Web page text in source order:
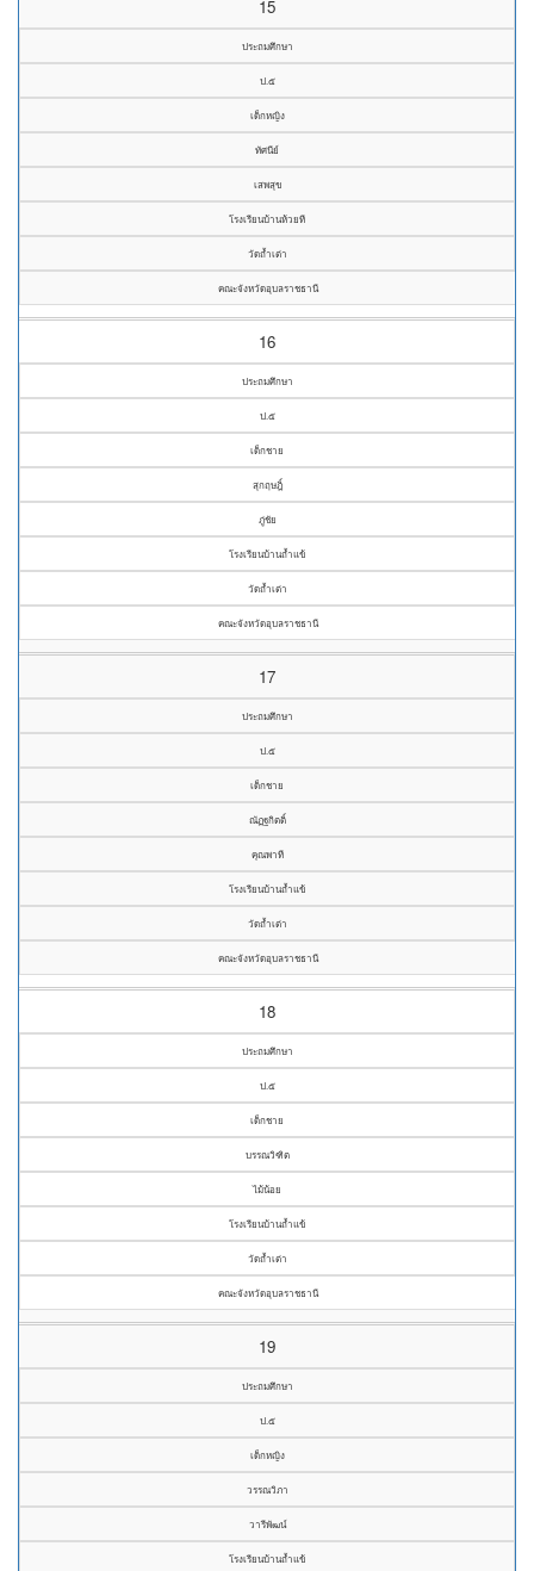
15
ประถมศึกษา
ป.๕
เด็กหญิง
ทัศนีย์
เสพสุข
โรงเรียนบ้านห้วยที
วัดถ้ำเต่า
คณะจังหวัดอุบลราชธานี
16
ประถมศึกษา
ป.๕
เด็กชาย
สุกฤษฎิ์
ภู่ชัย
โรงเรียนบ้านถ้ำแข้
วัดถ้ำเต่า
คณะจังหวัดอุบลราชธานี
17
ประถมศึกษา
ป.๕
เด็กชาย
ณัฏฐกิตติ์
คุณพาที
โรงเรียนบ้านถ้ำแข้
วัดถ้ำเต่า
คณะจังหวัดอุบลราชธานี
18
ประถมศึกษา
ป.๕
เด็กชาย
บรรณวิฑิต
ไม้น้อย
โรงเรียนบ้านถ้ำแข้
วัดถ้ำเต่า
คณะจังหวัดอุบลราชธานี
19
ประถมศึกษา
ป.๕
เด็กหญิง
วรรณวิภา
วารีพัฒน์
โรงเรียนบ้านถ้ำแข้